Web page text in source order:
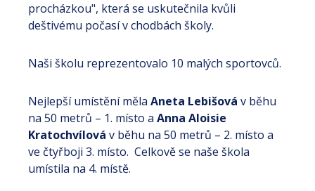
procházkou", která se uskutečnila kvůli
deštivému počasí v chodbách školy.
Naši školu reprezentovalo 10 malých sportovců.
Nejlepší umístění měla Aneta Lebišová v běhu
na 50 metrů – 1. místo a Anna Aloisie
Kratochvílová v běhu na 50 metrů – 2. místo a
ve čtyřboji 3. místo. Celkově se naše škola
umístila na 4. místě.